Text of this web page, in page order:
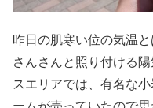
昨日の肌寒い位の気温
さんさんと照り付ける
スエリアでは、有名な